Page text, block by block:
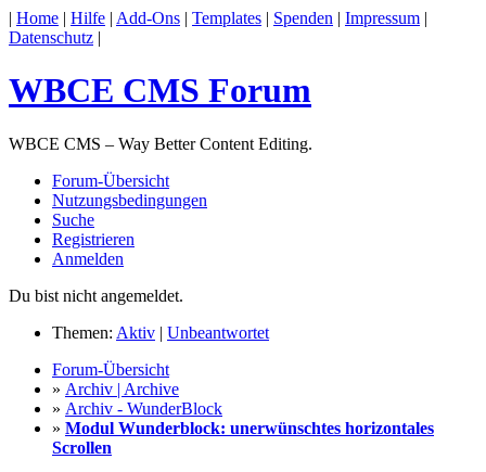
| Home | Hilfe | Add-Ons | Templates | Spenden | Impressum |
Datenschutz |
WBCE CMS Forum
WBCE CMS – Way Better Content Editing.
Forum-Übersicht
Nutzungsbedingungen
Suche
Registrieren
Anmelden
Du bist nicht angemeldet.
Themen: Aktiv | Unbeantwortet
Forum-Übersicht
» Archiv | Archive
» Archiv - WunderBlock
» Modul Wunderblock: unerwünschtes horizontales
Scrollen